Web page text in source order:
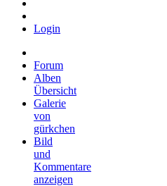
Login
Forum
Alben
Übersicht
Galerie
von
gürkchen
Bild
und
Kommentare
anzeigen